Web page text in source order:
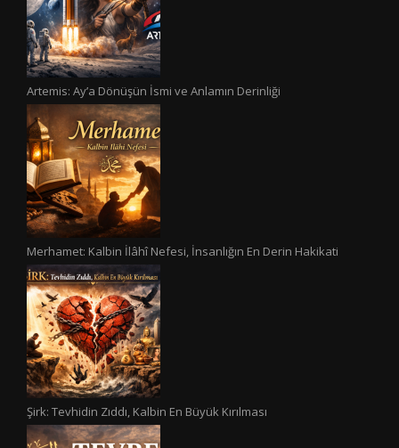
Artemis: Ay’a Dönüşün İsmi ve Anlamın Derinliği
Merhamet: Kalbin İlâhî Nefesi, İnsanlığın En Derin Hakikati
Şirk: Tevhidin Zıddı, Kalbin En Büyük Kırılması